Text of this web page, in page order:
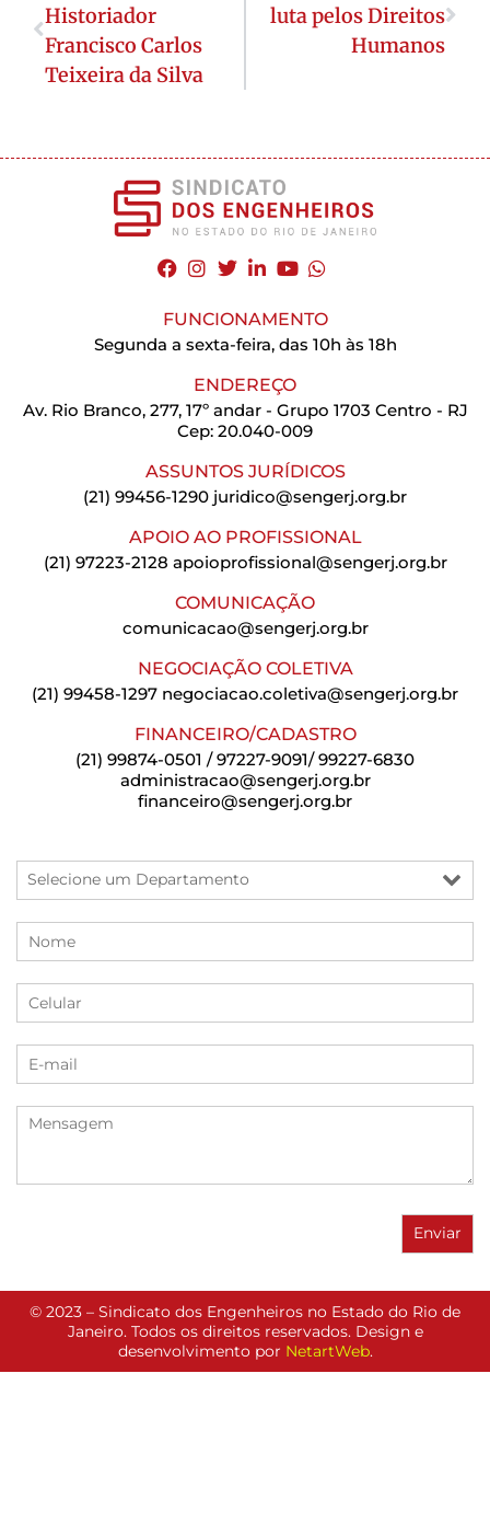
Historiador
Francisco Carlos
Teixeira da Silva
luta pelos Direitos
Humanos
FUNCIONAMENTO
Segunda a sexta-feira, das 10h às 18h
ENDEREÇO
Av. Rio Branco, 277, 17º andar - Grupo 1703 Centro - RJ
Cep: 20.040-009
ASSUNTOS JURÍDICOS
(21) 99456-1290 juridico@sengerj.org.br
APOIO AO PROFISSIONAL
(21) 97223-2128 apoioprofissional@sengerj.org.br
COMUNICAÇÃO
comunicacao@sengerj.org.br
NEGOCIAÇÃO COLETIVA
(21) 99458-1297 negociacao.coletiva@sengerj.org.br
FINANCEIRO/CADASTRO
(21) 99874-0501 / 97227-9091/ 99227-6830
administracao@sengerj.org.br
financeiro@sengerj.org.br
© 2023 – Sindicato dos Engenheiros no Estado do Rio de
Janeiro. Todos os direitos reservados. Design e
desenvolvimento por NetartWeb.